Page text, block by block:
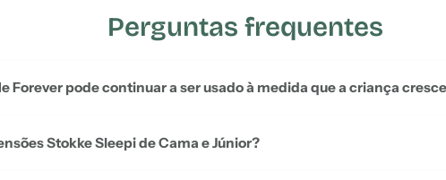
Perguntas frequentes
Forever pode continuar a ser usado à medida que a criança
Stokke Sleepi de Cama e Júnior?